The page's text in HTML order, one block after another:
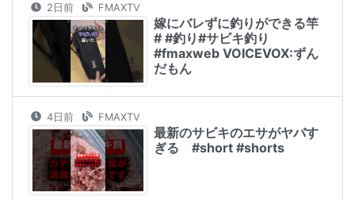
2日前 FMAXTV
嫁にバレずに釣りができる竿
# #釣り#サビキ釣り
#fmaxweb VOICEVOX:ずん
だもん
4日前 FMAXTV
最新のサビキのエサがヤバす
ぎる #short #shorts